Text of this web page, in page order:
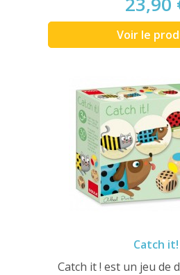
Voir le
Catch it!
Catch it ! est un jeu de